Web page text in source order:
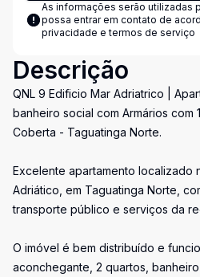
As informações serão utilizadas
possa entrar em contato de
privacidade e termos de serviço
Descrição
QNL 9 Edificio Mar Adriatrico |
banheiro social com Armários com
Coberta - Taguatinga Norte.
Excelente apartamento localizado
Adriático, em Taguatinga Norte,
transporte público e serviços da
O imóvel é bem distribuído e
aconchegante, 2 quartos, banheiro